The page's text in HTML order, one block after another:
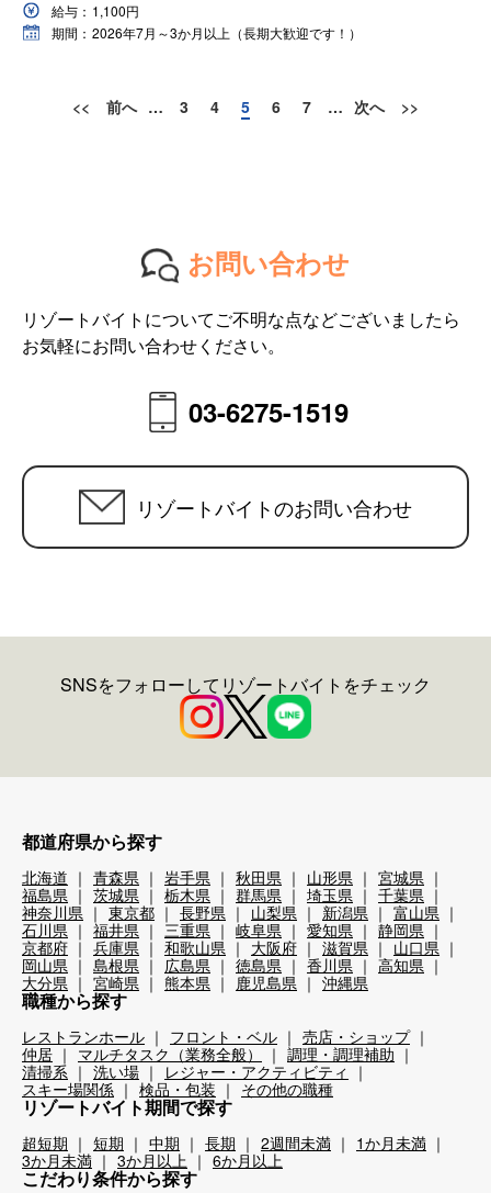
給与： 1,100円
期間： 2026年7月～3か月以上（長期大歓迎です！）
<< 前へ … 3 4 5 6 7 … 次へ >>
お問い合わせ
リゾートバイトについてご不明な点などございましたら
お気軽にお問い合わせください。
03-6275-1519
リゾートバイトのお問い合わせ
SNSをフォローしてリゾートバイトをチェック
都道府県から探す
北海道 青森県 岩手県 秋田県 山形県
宮城県
福島県
茨城県 栃木県 群馬県 埼玉県
千葉県
神奈川県
東京都 長野県 山梨県 新潟県
富山県
石川県
福井県 三重県 岐阜県 愛知県
静岡県
京都府
兵庫県 和歌山県 大阪府 滋賀県
山口県
岡山県
島根県 広島県 徳島県 香川県
高知県
大分県
宮崎県 熊本県 鹿児島県 沖縄県
職種から探す
レストランホール フロント・ベル
売店・ショップ
仲居
マルチタスク（業務全般）
調理・調理補助
清掃系
洗い場
レジャー・アクティビティ
スキー場関係
検品・包装 その他の職種
リゾートバイト期間で探す
超短期 短期 中期 長期 2週間未満
1か月未満
3か月未満
3か月以上 6か月以上
こだわり条件から探す